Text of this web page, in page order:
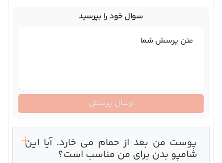
پوست من بعد از حمام می خارد. آیا این
شامپو بدن برای من مناسب است؟
سوال خود را بپرسید
متن پرسش شما
ارسال پرسش